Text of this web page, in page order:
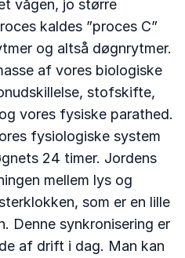
vågen, jo større
kaldes ”proces C”
og altså døgnrytmer.
af vores biologiske
stofskifte,
vores fysiske parathed.
fysiologiske system
24 timer. Jordens
mellem lys og
som er en lille
Denne synkronisering er
af drift i dag. Man kan